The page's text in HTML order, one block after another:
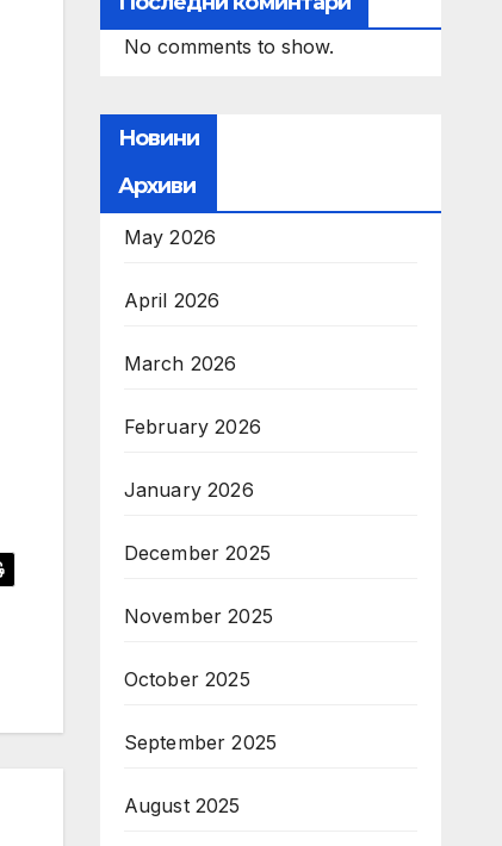
No comments to show.
Новини
Архиви
May 2026
April 2026
March 2026
February 2026
January 2026
December 2025
November 2025
October 2025
September 2025
August 2025